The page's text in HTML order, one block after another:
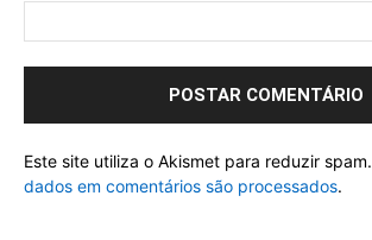
Este site utiliza o Akismet para reduzir spam.
dados em comentários são processados.